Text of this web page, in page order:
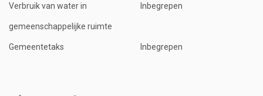
Verbruik van water in
gemeenschappelijke ruimte
Inbegrepen
Gemeentetaks Inbegrepen